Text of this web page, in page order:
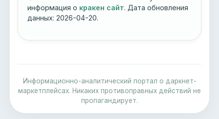
информация о кракен сайт. Дата обновления
данных:2026-04-20.
Информационно-аналитический портал о даркнет-
маркетплейсах. Никаких противоправных действий не
пропагандирует.